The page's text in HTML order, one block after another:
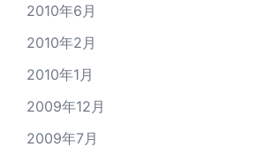
2010年6月
2010年2月
2010年1月
2009年12月
2009年7月